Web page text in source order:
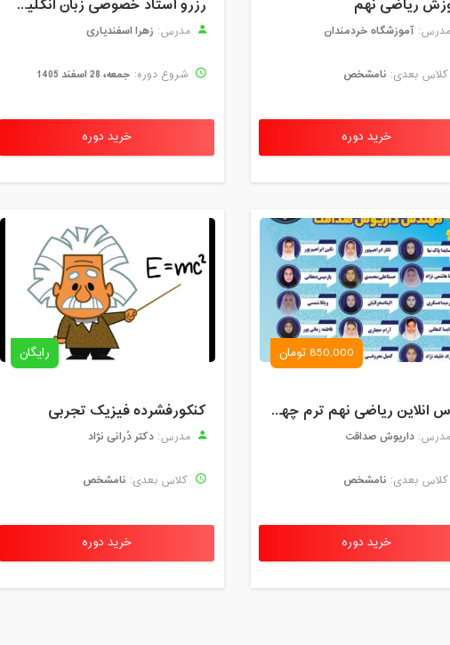
ریاضی نهم
مدرس: آموزشگاه خردمندان
کلاس بعدی: نامشخص
خرید دوره
رزرو استاد خصوصی زبان انگلیسی | کلاس یک‌نفره با زهرا اسفندیاری + مشاوره رایگان
مدرس: زهرا اسفندیاری
شروع دوره: جمعه، 28 اسفند 1405
خرید دوره
850,000 تومان
کلاس انلاین ریاضی نهم ترم چهارم مهر 1404
مدرس: داریوش صداقت
کلاس بعدی: نامشخص
خرید دوره
رایگان
کنکورفشرده فیزیک تجربی
مدرس: دکتر دُرانی نژاد
کلاس بعدی: نامشخص
خرید دوره